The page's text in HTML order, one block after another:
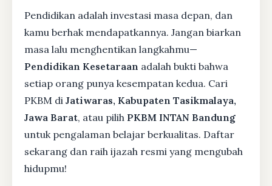
Pendidikan adalah investasi masa depan, dan
kamu berhak mendapatkannya. Jangan biarkan
masa lalu menghentikan langkahmu—
Pendidikan Kesetaraan adalah bukti bahwa
setiap orang punya kesempatan kedua. Cari
PKBM di Jatiwaras, Kabupaten Tasikmalaya,
Jawa Barat, atau pilih PKBM INTAN Bandung
untuk pengalaman belajar berkualitas. Daftar
sekarang dan raih ijazah resmi yang mengubah
hidupmu!